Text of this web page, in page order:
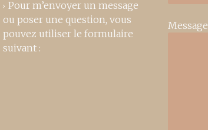
Pour m’envoyer un message
ou poser une question, vous
pouvez utiliser le formulaire
suivant :
Message